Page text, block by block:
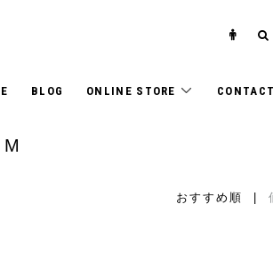
BLOG ONLINE STORE CONTACT
おすすめ順 |